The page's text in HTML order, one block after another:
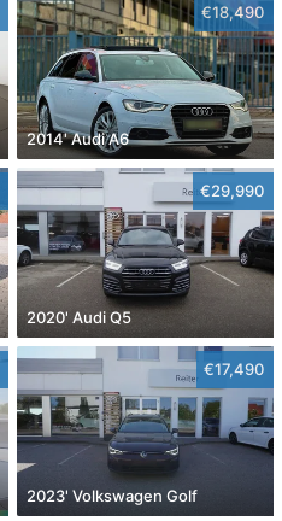
€18,490
2014' Audi A6
€29,990
2020' Audi Q5
€17,490
2023' Volkswagen Golf